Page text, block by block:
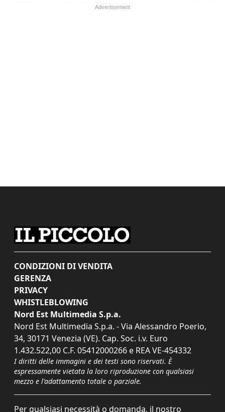
CONDIZIONI DI VENDITA
GERENZA
PRIVACY
WHISTLEBLOWING
Nord Est Multimedia S.p.a.
Nord Est Multimedia S.p.a. - Via Alessandro Poerio,
34, 30171 Venezia (VE). Cap. Soc. i.v. Euro
1.432.522,00 C.F. 05412000266 e REA VE-454332
I diritti delle immagini e dei testi sono riservati. È
espressamente vietata la loro riproduzione con qualsiasi
mezzo e l'adattamento totale o parziale.
Per qualsiasi necessità o domanda, il nostro